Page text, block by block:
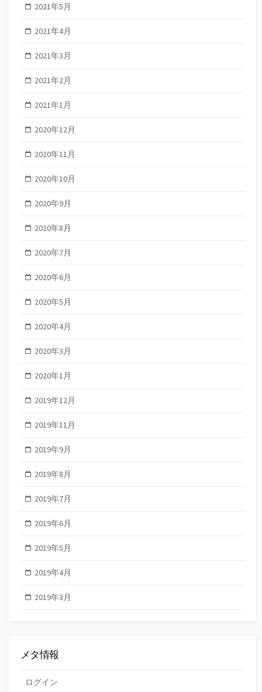
2021年5月
2021年4月
2021年3月
2021年2月
2021年1月
2020年12月
2020年11月
2020年10月
2020年9月
2020年8月
2020年7月
2020年6月
2020年5月
2020年4月
2020年3月
2020年1月
2019年12月
2019年11月
2019年9月
2019年8月
2019年7月
2019年6月
2019年5月
2019年4月
2019年3月
メタ情報
ログイン